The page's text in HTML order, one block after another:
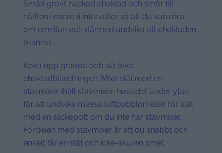
Smält grovt hackad choklad och smör till
hälften i micro (i intervaller så att du kan röra
om emellan och därmed undvika att chokladen
bränns).
Koka upp grädde och slå över
chokladblandningen. Mixa slät med en
stavmixer (håll stavmixer-huvudet under ytan
för att undvika massa luftbubblor) eller rör slät
med en slickepott om du inte har stavmixer.
Fördelen med stavmixer är att du snabbt och
enkelt får en slät och icke-skuren smet.